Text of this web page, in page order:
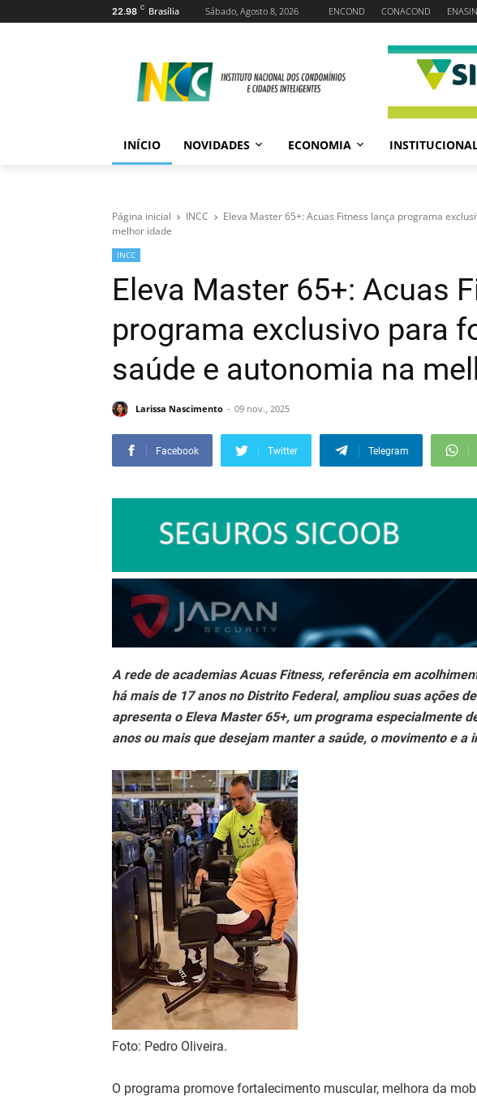
22.98 C Brasília Sábado, Agosto 8, 2026 ENCOND CONACOND
INÍCIO NOVIDADES ECONOMIA
Página inicial INCC
Eleva Master 65+: Acuas Fitness lança programa
melhor idade
INCC
Eleva Master 65+: Acuas
programa exclusivo para
saúde e autonomia na
Larissa Nascimento 09 nov., 2025
Facebook Twitter Telegram
A rede de academias Acuas Fitness, referência em
há mais de 17 anos no Distrito Federal, ampliou suas ações
apresenta o Eleva Master 65+, um programa especialmente
anos ou mais que desejam manter a saúde, o movimento e a
Foto: Pedro Oliveira.
O programa promove fortalecimento muscular, melhora da